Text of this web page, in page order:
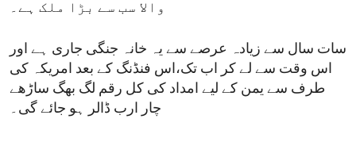
والا سب سے بڑا ملک ہے۔
سات سال سے زیادہ عرصے سے یہ خانہ جنگی جاری ہے اور
اس وقت سے لے کر اب تک،اس فنڈنگ کے بعد امریکہ کی
طرف سے یمن کے لیے امداد کی کل رقم لگ بھگ ساڑھے
چار ارب ڈالر ہو جائے گی۔